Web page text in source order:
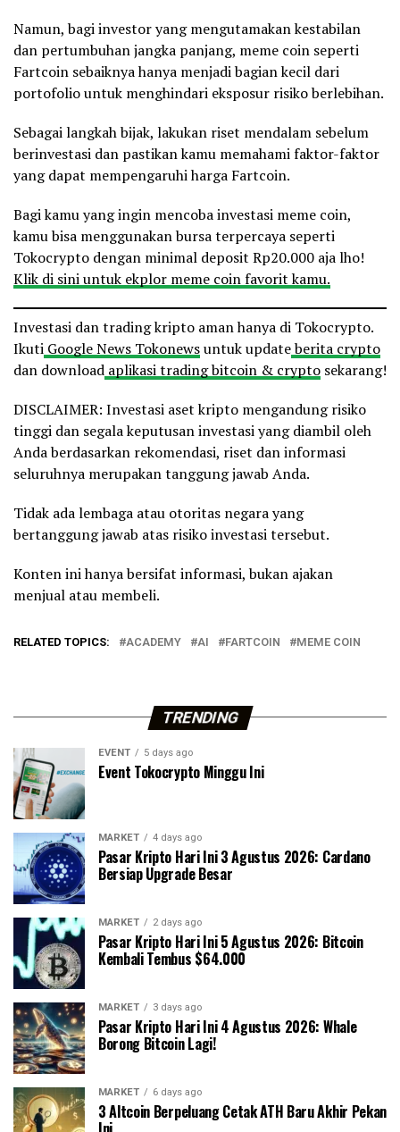
Namun, bagi investor yang mengutamakan kestabilan
dan pertumbuhan jangka panjang, meme coin seperti
Fartcoin sebaiknya hanya menjadi bagian kecil dari
portofolio untuk menghindari eksposur risiko berlebihan.
Sebagai langkah bijak, lakukan riset mendalam sebelum
berinvestasi dan pastikan kamu memahami faktor-faktor
yang dapat mempengaruhi harga Fartcoin.
Bagi kamu yang ingin mencoba investasi meme coin,
kamu bisa menggunakan bursa terpercaya seperti
Tokocrypto dengan minimal deposit Rp20.000 aja lho!
Klik di sini untuk ekplor meme coin favorit kamu.
Investasi dan trading kripto aman hanya di Tokocrypto.
Ikuti Google News Tokonewsuntuk updateberita crypto
dan download aplikasi trading bitcoin & crypto sekarang!
DISCLAIMER: Investasi aset kripto mengandung risiko
tinggi dan segala keputusan investasi yang diambil oleh
Anda berdasarkan rekomendasi, riset dan informasi
seluruhnya merupakan tanggung jawab Anda.
Tidak ada lembaga atau otoritas negara yang
bertanggung jawab atas risiko investasi tersebut.
Konten ini hanya bersifat informasi, bukan ajakan
menjual atau membeli.
RELATED TOPICS: ACADEMY AI FARTCOIN MEME COIN
TRENDING
EVENT 5 days ago
Event Tokocrypto Minggu Ini
MARKET 4 days ago
Pasar Kripto Hari Ini 3 Agustus 2026: Cardano
Bersiap Upgrade Besar
MARKET 2 days ago
Pasar Kripto Hari Ini 5 Agustus 2026: Bitcoin
Kembali Tembus $64.000
MARKET 3 days ago
Pasar Kripto Hari Ini 4 Agustus 2026: Whale
Borong Bitcoin Lagi!
MARKET 6 days ago
3 Altcoin Berpeluang Cetak ATH Baru Akhir Pekan